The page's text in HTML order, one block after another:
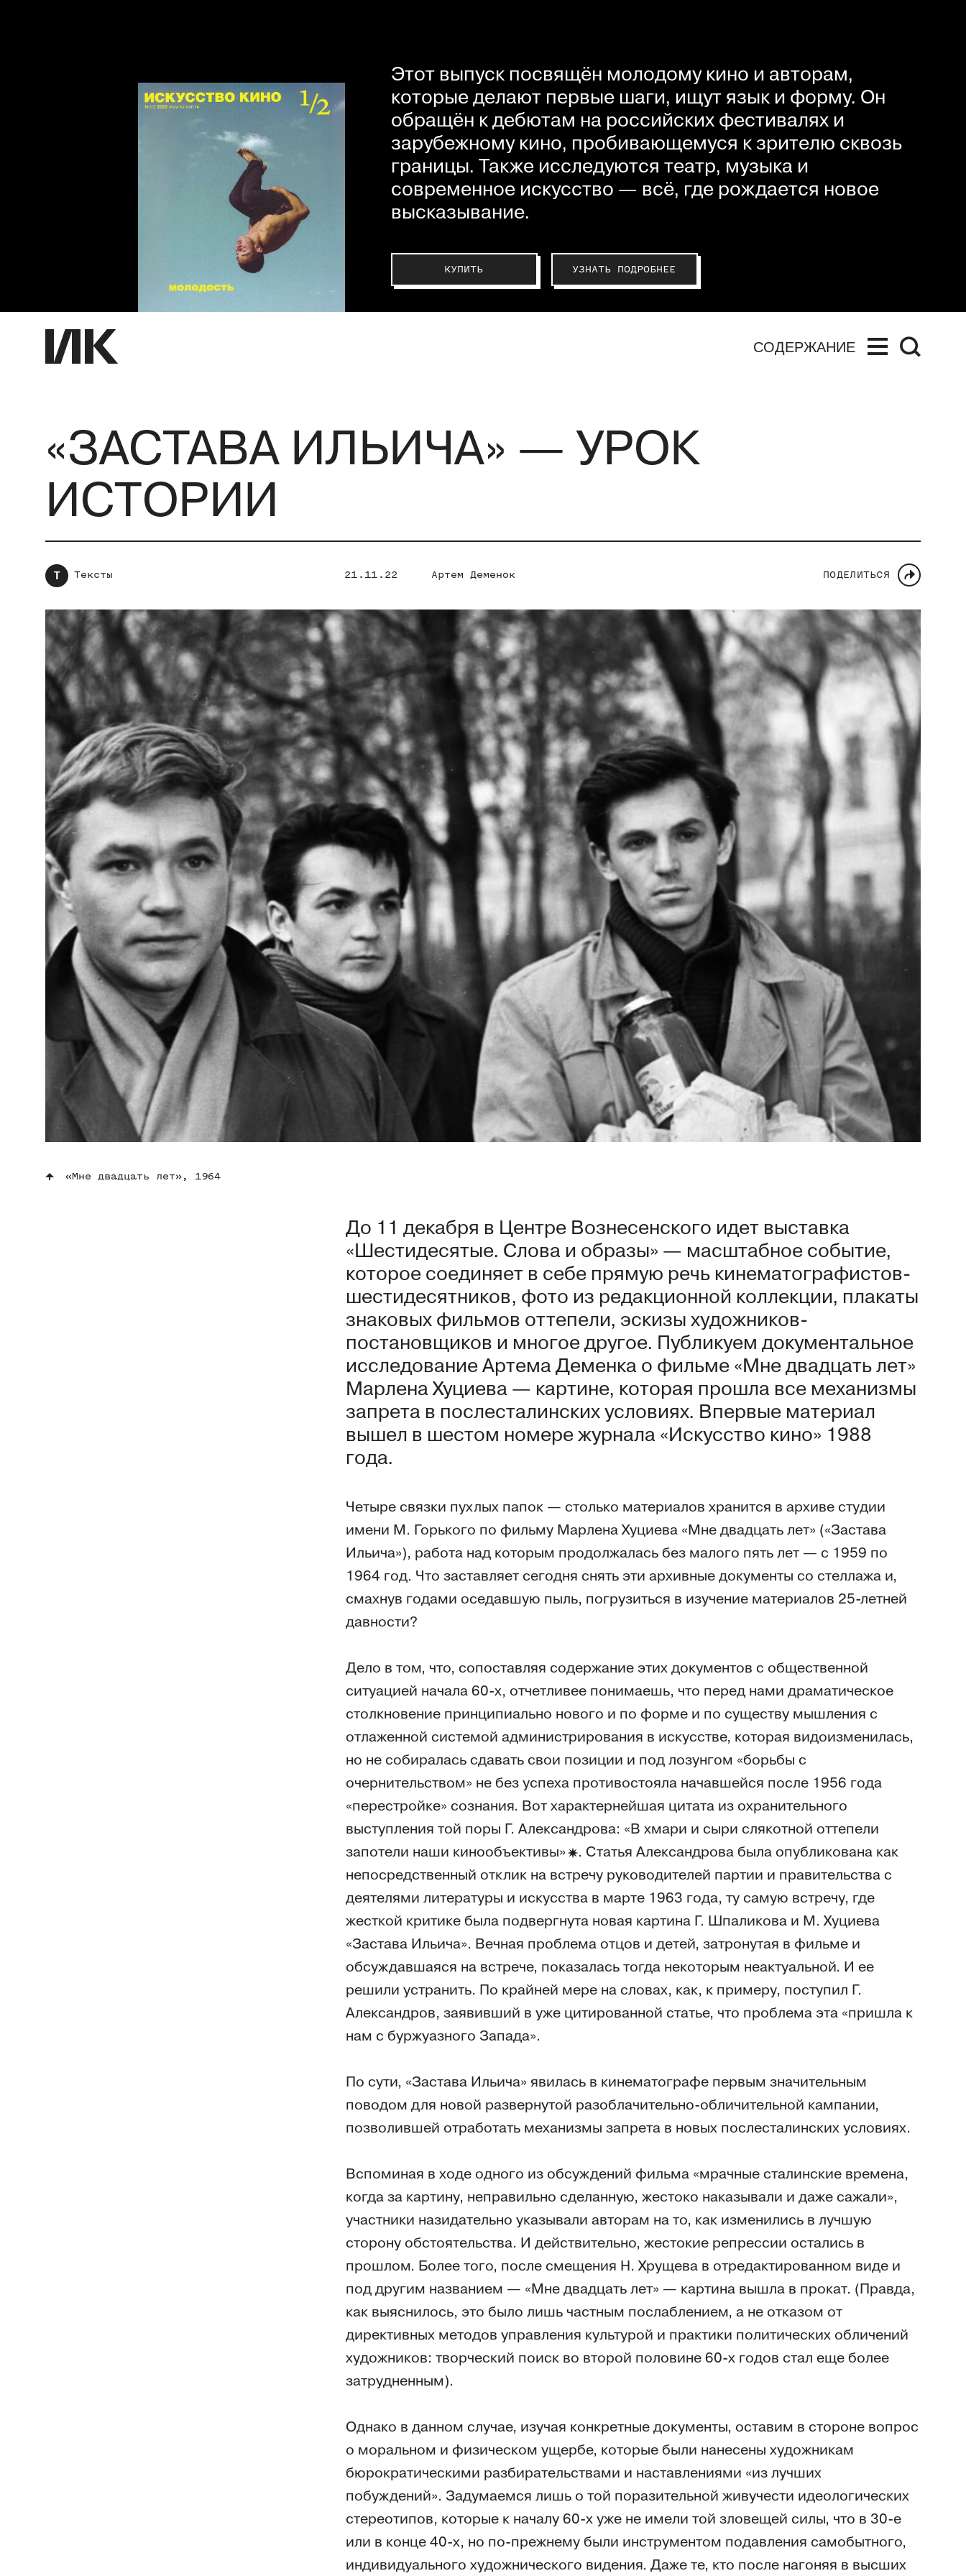
Этот выпуск посвящён молодому кино и авторам,
которые делают первые шаги, ищут язык и форму. Он
обращён к дебютам на российских фестивалях и
зарубежному кино, пробивающемуся к зрителю сквозь
границы. Также исследуются театр, музыка и
современное искусство — всё, где рождается новое
высказывание.
КУПИТЬ УЗНАТЬ ПОДРОБНЕЕ
СОДЕРЖАНИЕ
«ЗАСТАВА ИЛЬИЧА» — УРОК
ИСТОРИИ
Т Тексты 21.11.22 Артем Деменок ПОДЕЛИТЬСЯ
«Мне двадцать лет», 1964
До 11 декабря в Центре Вознесенского идет выставка
«Шестидесятые. Слова и образы» — масштабное событие,
которое соединяет в себе прямую речь кинематографистов-
шестидесятников, фото из редакционной коллекции, плакаты
знаковых фильмов оттепели, эскизы художников-
постановщиков и многое другое. Публикуем документальное
исследование Артема Деменка о фильме «Мне двадцать лет»
Марлена Хуциева — картине, которая прошла все механизмы
запрета в послесталинских условиях. Впервые материал
вышел в шестом номере журнала «Искусство кино» 1988
года.
Четыре связки пухлых папок — столько материалов хранится в архиве студии
имени М. Горького по фильму Марлена Хуциева «Мне двадцать лет» («Застава
Ильича»), работа над которым продолжалась без малого пять лет — с 1959 по
1964 год. Что заставляет сегодня снять эти архивные документы со стеллажа и,
смахнув годами оседавшую пыль, погрузиться в изучение материалов 25-летней
давности?
Дело в том, что, сопоставляя содержание этих документов с общественной
ситуацией начала 60-х, отчетливее понимаешь, что перед нами драматическое
столкновение принципиально нового и по форме и по существу мышления с
отлаженной системой администрирования в искусстве, которая видоизменилась,
но не собиралась сдавать свои позиции и под лозунгом «борьбы с
очернительством» не без успеха противостояла начавшейся после 1956 года
«перестройке» сознания. Вот характернейшая цитата из охранительного
выступления той поры Г. Александрова: «В хмари и сыри слякотной оттепели
запотели наши кинообъективы»
. Статья Александрова была опубликована как
непосредственный отклик на встречу руководителей партии и правительства с
деятелями литературы и искусства в марте 1963 года, ту самую встречу, где
жесткой критике была подвергнута новая картина Г. Шпаликова и М. Хуциева
«Застава Ильича». Вечная проблема отцов и детей, затронутая в фильме и
обсуждавшаяся на встрече, показалась тогда некоторым неактуальной. И ее
решили устранить. По крайней мере на словах, как, к примеру, поступил Г.
Александров, заявивший в уже цитированной статье, что проблема эта «пришла к
нам с буржуазного Запада».
По сути, «Застава Ильича» явилась в кинематографе первым значительным
поводом для новой развернутой разоблачительно-обличительной кампании,
позволившей отработать механизмы запрета в новых послесталинских условиях.
Вспоминая в ходе одного из обсуждений фильма «мрачные сталинские времена,
когда за картину, неправильно сделанную, жестоко наказывали и даже сажали»,
участники назидательно указывали авторам на то, как изменились в лучшую
сторону обстоятельства. И действительно, жестокие репрессии остались в
прошлом. Более того, после смещения Н. Хрущева в отредактированном виде и
под другим названием — «Мне двадцать лет» — картина вышла в прокат. (Правда,
как выяснилось, это было лишь частным послаблением, а не отказом от
директивных методов управления культурой и практики политических обличений
художников: творческий поиск во второй половине 60-х годов стал еще более
затрудненным).
Однако в данном случае, изучая конкретные документы, оставим в стороне вопрос
о моральном и физическом ущербе, которые были нанесены художникам
бюрократическими разбирательствами и наставлениями «из лучших
побуждений». Задумаемся лишь о той поразительной живучести идеологических
стереотипов, которые к началу 60-х уже не имели той зловещей силы, что в 30-е
или в конце 40-х, но по-прежнему были инструментом подавления самобытного,
индивидуального художнического видения. Даже те, кто после нагоняя в высших